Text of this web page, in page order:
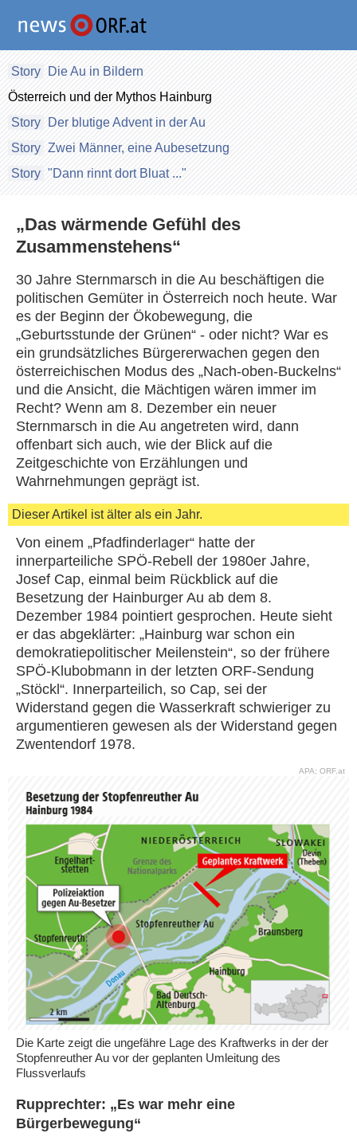
Die Au in Bildern
Österreich und der Mythos Hainburg
Der blutige Advent in der Au
Zwei Männer, eine Aubesetzung
"Dann rinnt dort Bluat ..."
„Das wärmende Gefühl des
Zusammenstehens“
30 Jahre Sternmarsch in die Au beschäftigen die
politischen Gemüter in Österreich noch heute. War
es der Beginn der Ökobewegung, die
„Geburtsstunde der Grünen“ - oder nicht? War es
ein grundsätzliches Bürgererwachen gegen den
österreichischen Modus des „Nach-oben-Buckelns“
und die Ansicht, die Mächtigen wären immer im
Recht? Wenn am 8. Dezember ein neuer
Sternmarsch in die Au angetreten wird, dann
offenbart sich auch, wie der Blick auf die
Zeitgeschichte von Erzählungen und
Wahrnehmungen geprägt ist.
Dieser Artikel ist älter als ein Jahr.
Von einem „Pfadfinderlager“ hatte der
innerparteiliche SPÖ-Rebell der 1980er Jahre,
Josef Cap, einmal beim Rückblick auf die
Besetzung der Hainburger Au ab dem 8.
Dezember 1984 pointiert gesprochen. Heute sieht
er das abgeklärter: „Hainburg war schon ein
demokratiepolitischer Meilenstein“, so der frühere
SPÖ-Klubobmann in der letzten ORF-Sendung
„Stöckl“. Innerparteilich, so Cap, sei der
Widerstand gegen die Wasserkraft schwieriger zu
argumentieren gewesen als der Widerstand gegen
Zwentendorf 1978.
APA; ORF.at
Die Karte zeigt die ungefähre Lage des Kraftwerks in der der
Stopfenreuther Au vor der geplanten Umleitung des
Flussverlaufs
Rupprechter: „Es war mehr eine
Bürgerbewegung“